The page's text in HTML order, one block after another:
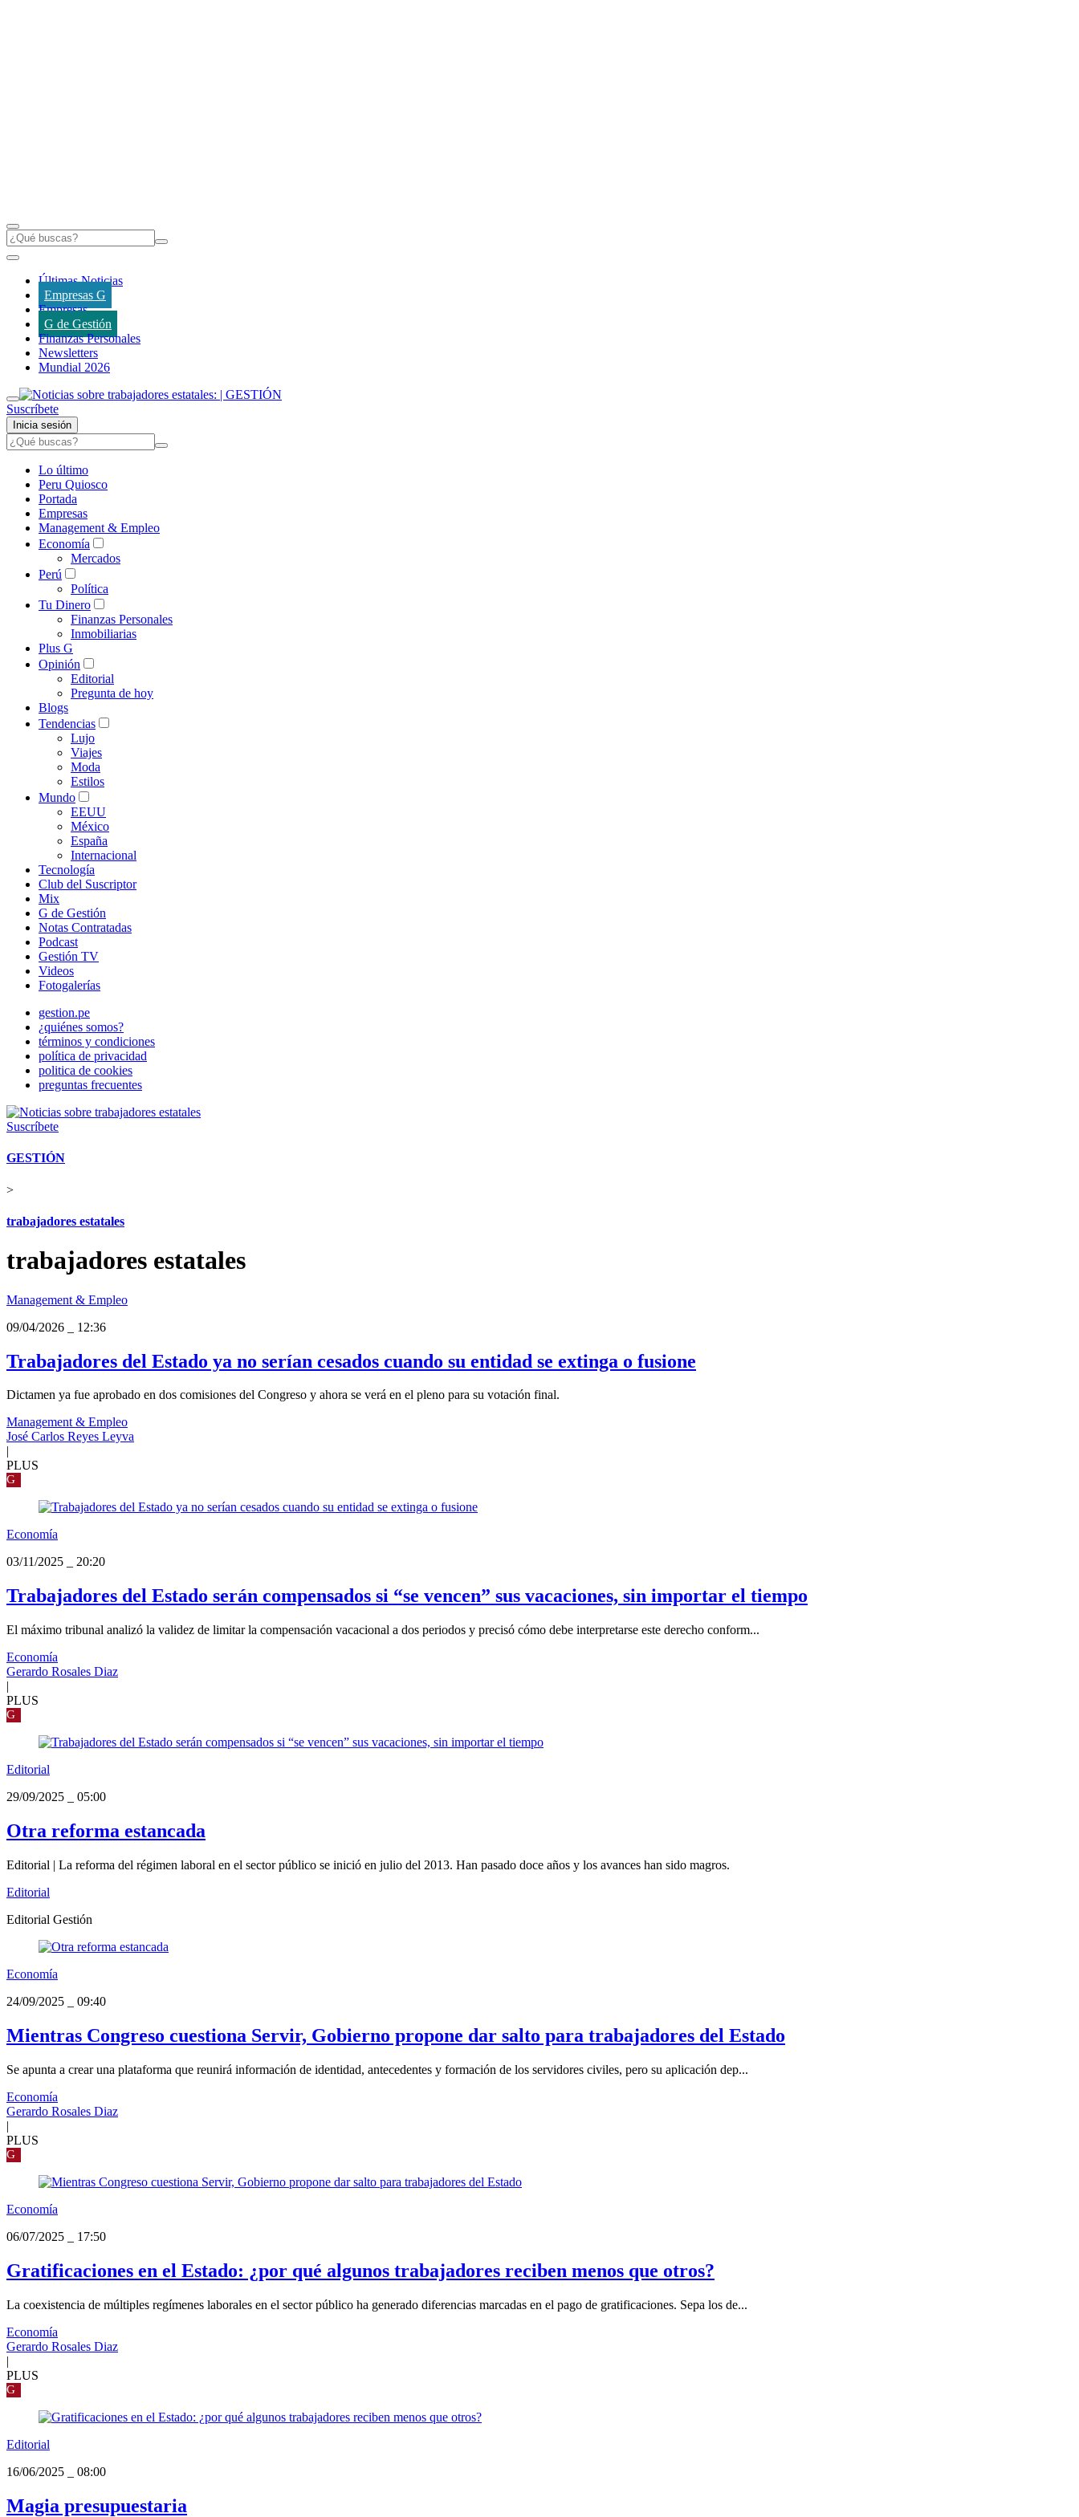
Últimas Noticias
Empresas G
Empresas
G de Gestión
Finanzas Personales
Newsletters
Mundial 2026
Suscríbete
Inicia sesión
Lo último
Peru Quiosco
Portada
Empresas
Management & Empleo
Economía
Mercados
Perú
Política
Tu Dinero
Finanzas Personales
Inmobiliarias
Plus G
Opinión
Editorial
Pregunta de hoy
Blogs
Tendencias
Lujo
Viajes
Moda
Estilos
Mundo
EEUU
México
España
Internacional
Tecnología
Club del Suscriptor
Mix
G de Gestión
Notas Contratadas
Podcast
Gestión TV
Videos
Fotogalerías
gestion.pe
¿quiénes somos?
términos y condiciones
política de privacidad
politica de cookies
preguntas frecuentes
Suscríbete
GESTIÓN
>
trabajadores estatales
trabajadores estatales
Management & Empleo
09/04/2026
12:36
Trabajadores del Estado ya no serían cesados cuando su entidad se extinga o fusione
Dictamen ya fue aprobado en dos comisiones del Congreso y ahora se verá en el pleno para su votación final.
Management & Empleo
José Carlos Reyes Leyva
PLUS
G
Economía
03/11/2025
20:20
Trabajadores del Estado serán compensados si “se vencen” sus vacaciones, sin importar el tiempo
El máximo tribunal analizó la validez de limitar la compensación vacacional a dos periodos y precisó cómo debe interpretarse este derecho conform...
Economía
Gerardo Rosales Diaz
|
PLUS
G
Editorial
29/09/2025
05:00
Otra reforma estancada
Editorial | La reforma del régimen laboral en el sector público se inició en julio del 2013. Han pasado doce años y los avances han sido magros.
Editorial
Editorial Gestión
Economía
24/09/2025
09:40
Mientras Congreso cuestiona Servir, Gobierno propone dar salto para trabajadores del Estado
Se apunta a crear una plataforma que reunirá información de identidad, antecedentes y formación de los servidores civiles, pero su aplicación dep...
Economía
Gerardo Rosales Diaz
|
PLUS
G
Economía
06/07/2025
17:50
Gratificaciones en el Estado: ¿por qué algunos trabajadores reciben menos que otros?
La coexistencia de múltiples regímenes laborales en el sector público ha generado diferencias marcadas en el pago de gratificaciones. Sepa los de...
Economía
Gerardo Rosales Diaz
|
PLUS
G
Editorial
16/06/2025
08:00
Magia presupuestaria